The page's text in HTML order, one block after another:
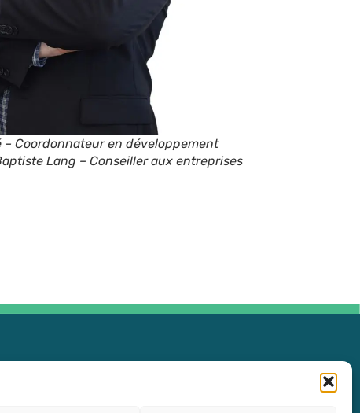
– Coordonnateur en développement
Lang – Conseiller aux entreprises